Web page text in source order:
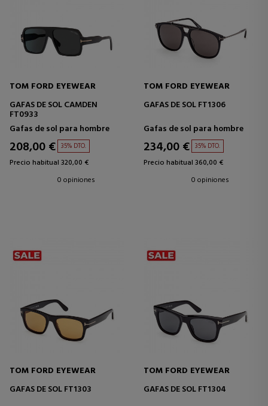
TOM FORD EYEWEAR
GAFAS DE SOL CAMDEN
FT0933
Gafas de sol para hombre
208,00 € 35% DTO.
Precio habitual 320,00 €
0 opiniones
TOM FORD EYEWEAR
GAFAS DE SOL FT1306
Gafas de sol para hombre
234,00 € 35% DTO.
Precio habitual 360,00 €
0 opiniones
TOM FORD EYEWEAR
GAFAS DE SOL FT1303
TOM FORD EYEWEAR
GAFAS DE SOL FT1304